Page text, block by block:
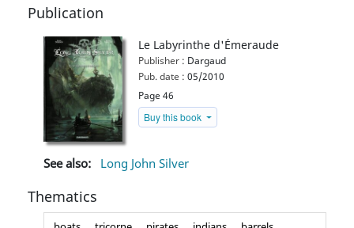
Publication
Le Labyrinthe d'Émeraude
Publisher : Dargaud
Pub. date : 05/2010
Page 46
Buy this book
See also: Long John Silver
Thematics